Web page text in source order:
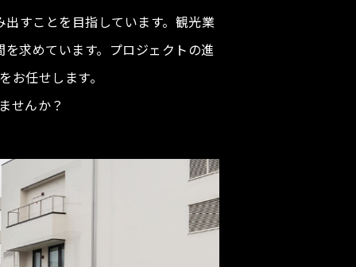
すことを目指しています。観光業
求めています。プロジェクトの進
任せします。
せんか？